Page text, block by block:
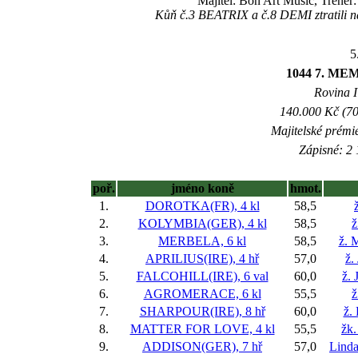
Kůň č.3 BEATRIX a č.8 DEMI ztratili
1044 7.
Rovina
140.000 Kč
Majitelské
Zápisné: 2
poř. jméno koně
hmot.
1.
DOROTKA(FR), 4 kl 58,5
2.
KOLYMBIA(GER), 4 kl 58,5
3.
MERBELA, 6 kl 58,5
ž.
4.
APRILIUS(IRE), 4 hř 57,0
ž.
5.
FALCOHILL(IRE), 6 val 60,0
ž.
6.
AGROMERACE, 6 kl 55,5
7.
SHARPOUR(IRE), 8 hř 60,0
ž.
8.
MATTER FOR LOVE, 4 kl 55,5
9.
ADDISON(GER), 7 hř 57,0